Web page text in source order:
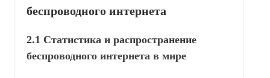
беспроводного интернета
2.1 Статистика и распространение
беспроводного интернета в мире